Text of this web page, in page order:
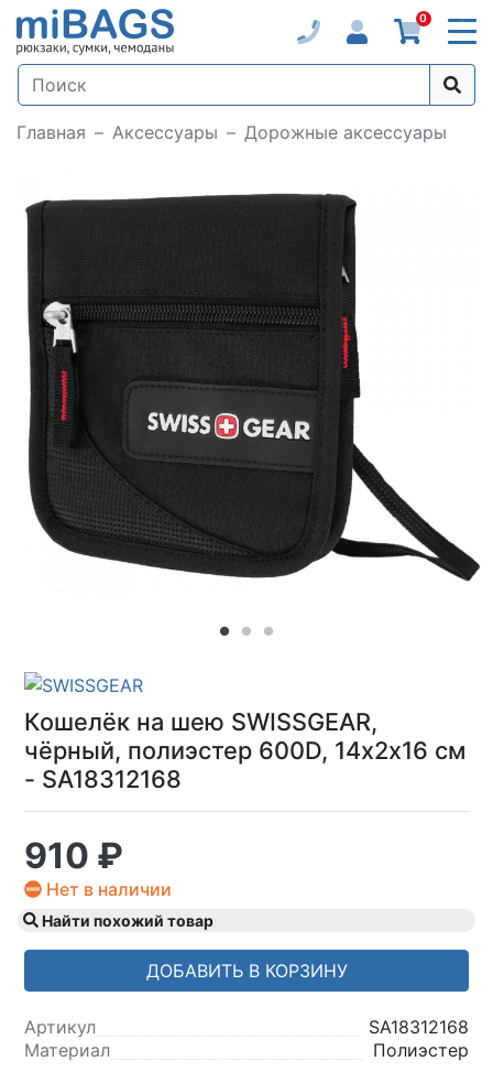
0
Главная Аксессуары Дорожные аксессуары
Кошелёк на шею SWISSGEAR,
чёрный, полиэстер 600D, 14х2х16 см
- SA18312168
910 ₽
Нет в наличии
Найти похожий товар
ДОБАВИТЬ В КОРЗИНУ
Артикул
SA18312168
Материал
Полиэстер